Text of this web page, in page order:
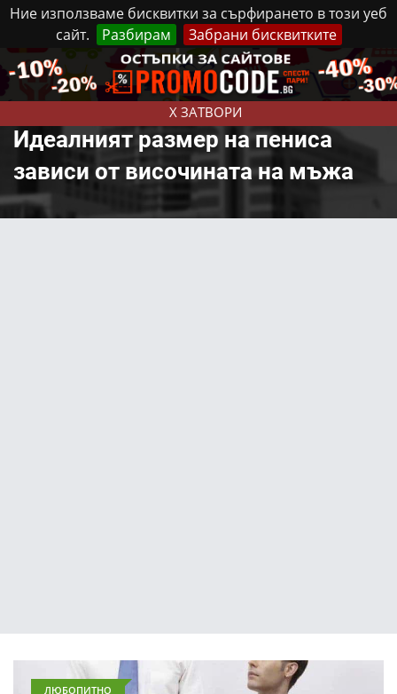
Ние използваме бисквитки за сърфирането в този уеб
сайт.
Разбирам Забрани бисквитките
X ЗАТВОРИ
Неделя, 9 Август, 2026 Реклама Контакти
Идеалният размер на пениса
зависи от височината на мъжа
ЛЮБОПИТНО